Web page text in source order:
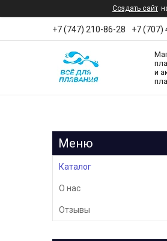
Создать сайт
+7 (747) 210-86-28 +7 (707)
и
Каталог
О нас
Отзывы